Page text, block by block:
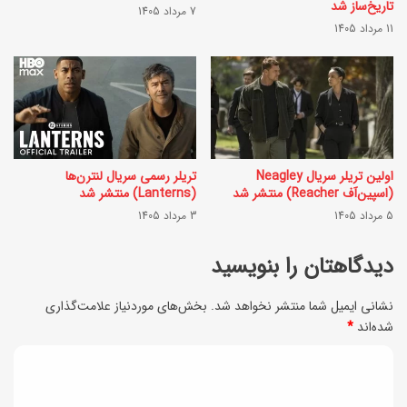
ر
ا
ی
ا
ز
ا
د
ب
ا
تاریخ‌ساز شد
11 مرداد 1405
7 مرداد 1405
اولین تریلر سریال Neagley
(اسپین‌آف Reacher) منتشر شد
5 مرداد 1405
تریلر رسمی سریال لنترن‌ها
(Lanterns) منتشر شد
3 مرداد 1405
دیدگاهتان را بنویسید
نشانی ایمیل شما منتشر نخواهد شد. بخش‌های موردنیاز علامت‌گذاری
شده‌اند *